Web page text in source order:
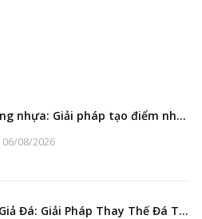
Hộp lam sóng nhựa: Giải pháp tạo điểm nhấn nội thất hiện đại, bền đẹp
06/08/2026
Tấm Nano Giả Đá: Giải Pháp Thay Thế Đá Tự Nhiên Đẹp, Bền Và Tiết Kiệm